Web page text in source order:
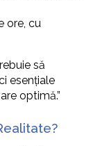
ore, cu
să
esențiale
optimă.”